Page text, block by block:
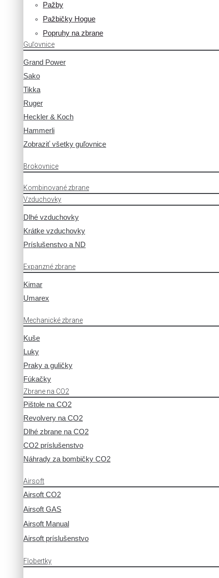
Pažby
Pažbičky Hogue
Popruhy na zbrane
Guľovnice
Grand Power
Sako
Tikka
Ruger
Heckler & Koch
Hammerli
Zobraziť všetky guľovnice
Brokovnice
Kombinované zbrane
Vzduchovky
Dlhé vzduchovky
Krátke vzduchovky
Príslušenstvo a ND
Expanzné zbrane
Kimar
Umarex
Mechanické zbrane
Kuše
Luky
Praky a guličky
Fúkačky
Zbrane na CO2
Pištole na CO2
Revolvery na CO2
Dlhé zbrane na CO2
CO2 príslušenstvo
Náhrady za bombičky CO2
Airsoft
Airsoft CO2
Airsoft GAS
Airsoft Manual
Airsoft príslušenstvo
Flobertky